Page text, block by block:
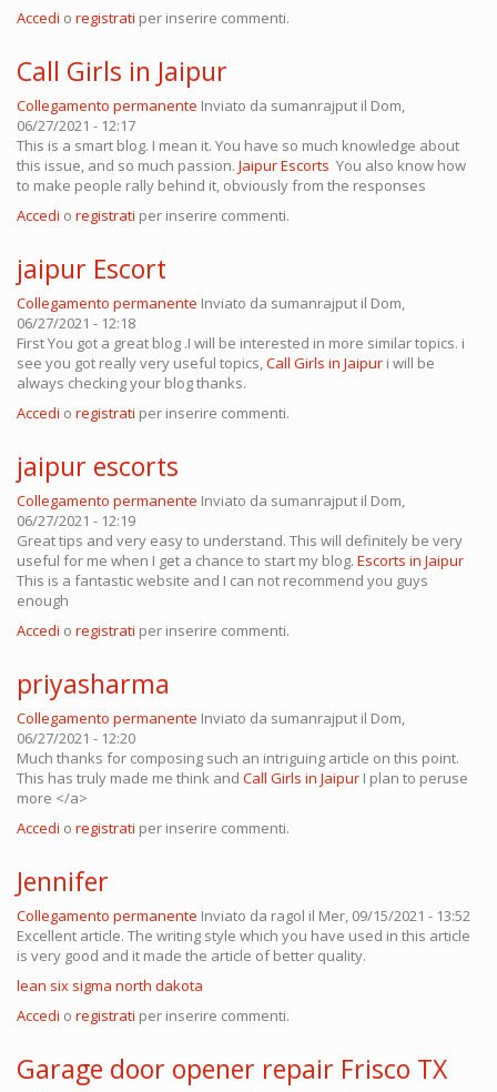
Accedi o registrati per inserire commenti.
Call Girls in Jaipur
Collegamento permanente Inviato da sumanrajput il Dom,
06/27/2021 - 12:17
This is a smart blog. I mean it. You have so much knowledge about
this issue, and so much passion. Jaipur Escorts You also know how
to make people rally behind it, obviously from the responses
Accedi o registrati per inserire commenti.
jaipur Escort
Collegamento permanente Inviato da sumanrajput il Dom,
06/27/2021 - 12:18
First You got a great blog .I will be interested in more similar topics. i
see you got really very useful topics,Call Girls in Jaipur i will be
always checking your blog thanks.
Accedi o registrati per inserire commenti.
jaipur escorts
Collegamento permanente Inviato da sumanrajput il Dom,
06/27/2021 - 12:19
Great tips and very easy to understand. This will definitely be very
useful for me when I get a chance to start my blog. Escorts in Jaipur
This is a fantastic website and I can not recommend you guys
enough
Accedi o registrati per inserire commenti.
priyasharma
Collegamento permanente Inviato da sumanrajput il Dom,
06/27/2021 - 12:20
Much thanks for composing such an intriguing article on this point.
This has truly made me think and Call Girls in Jaipur I plan to peruse
more </a>
Accedi o registrati per inserire commenti.
Jennifer
Collegamento permanente Inviato da ragol il Mer, 09/15/2021 - 13:52
Excellent article. The writing style which you have used in this article
is very good and it made the article of better quality.
lean six sigma north dakota
Accedi o registrati per inserire commenti.
Garage door opener repair Frisco TX